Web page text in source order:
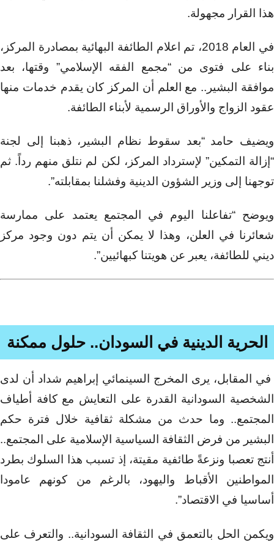
هذا القرار مجهولة.
في العام 2018، تم اعلام الطائفة البهائية بمصادرة المركز،
بناء على فتوى من “مجمع الفقه الإسلامي” وقتها، بعد
موافقة البشير.. مع العلم أن المركز كان يقدم خدمات منها
عقود الزواج والأوراق الرسمية لأبناء الطائفة.
ويضيف حامد “بعد سقوط نظام البشير، ذهبنا إلى لجنة
“إزالة التمكين” لإسترداد المركز، لكن لم نتلق منهم رداً. ثم
توجهنا إلى وزير الشؤون الدينية وفشلنا بمقابلته”.
ويوضح “تفاعلنا اليوم في المجتمع يعتمد على ممارسة
شعائرنا في العلن، وهذا لا يمكن أن يتم دون وجود مركز
ديني للطائفة، يعبر عن هويتنا كبهائيين”.
الحرية الدينية في السودان.. حلول ممكنة
‏في المقابل، يرى المخرج السينمائي إبراهيم شداد أن لدى
الشخصية السودانية القدرة على التعايش مع كافة أطياف
المجتمع.. وما حدث من مشكلة ثقافية خلال فترة حكم
البشير من فرض الثقافة السياسية الإسلامية على المجتمع..
أنتج تعصبا ونزعةً طائفية مقيتة، إذ تسبب هذا السلوك بطرد
المواطنين الأقباط واليهود، بالرغم من كونهم عامودا
أساسيا في الاقتصاد”.
ويكمن الحل بالتعمق في الثقافة السودانية.. والتعرف على